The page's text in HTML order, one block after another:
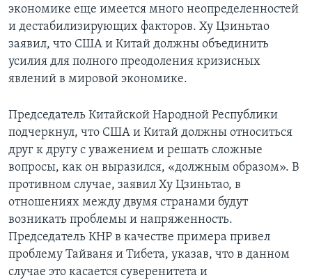
экономике еще имеется много неопределенностей
и дестабилизирующих факторов. Ху Цзиньтао
заявил, что США и Китай должны объединить
усилия для полного преодоления кризисных
явлений в мировой экономике.
Председатель Китайской Народной Республики
подчеркнул, что США и Китай должны относиться
друг к другу с уважением и решать сложные
вопросы, как он выразился, «должным образом». В
противном случае, заявил Ху Цзиньтао, в
отношениях между двумя странами будут
возникать проблемы и напряженность.
Председатель КНР в качестве примера привел
проблему Тайваня и Тибета, указав, что в данном
случае это касается суверенитета и